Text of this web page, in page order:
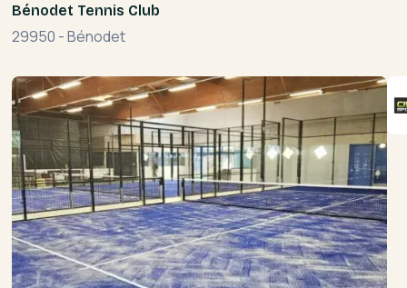
Bénodet Tennis Club
29950 -Bénodet